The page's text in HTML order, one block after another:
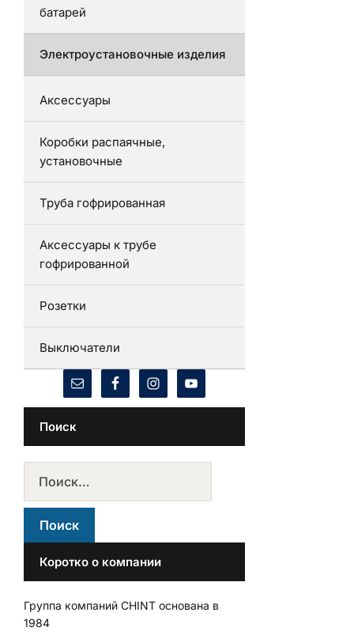
батарей
Электроустановочные изделия
Аксессуары
Коробки распаячные,
установочные
Труба гофрированная
Аксессуары к трубе
гофрированной
Розетки
Выключатели
Поиск
Коротко о компании
Группа компаний CHINT основана в
1984